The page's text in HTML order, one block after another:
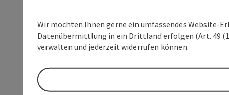
Wir möchten Ihnen gerne ein umfassendes Website-
Datenübermittlung in ein Drittland erfolgen (Art. 49
verwalten und jederzeit widerrufen können.